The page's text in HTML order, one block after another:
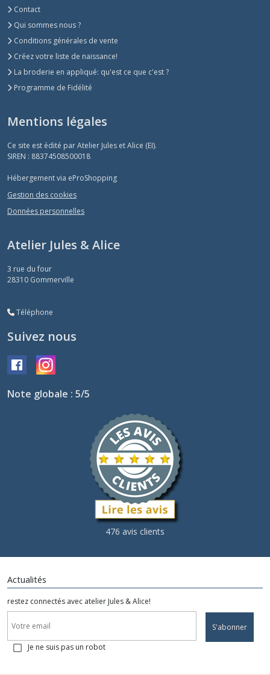
Contact
Qui sommes nous ?
Conditions générales de vente
Créez votre liste de naissance!
La broderie en appliqué: qu'est ce que c'est ?
Programme de Fidélité
Mentions légales
Ce site est édité par Atelier Jules et Alice (EI).
SIREN : 88374508500018
Hébergement via eProShopping
Gestion des cookies
Données personnelles
Atelier Jules & Alice
3 rue du four
28310 Gommerville
Téléphone
Suivez nous
Note globale : 5/5
476 avis clients
Actualités
restez connectés avec atelier Jules & Alice!
S'abonner
Je ne suis pas un robot